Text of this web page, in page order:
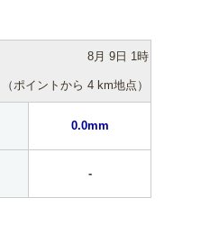
8月 9日 1時
（ポイントから 4 km地点）
0.0mm
-